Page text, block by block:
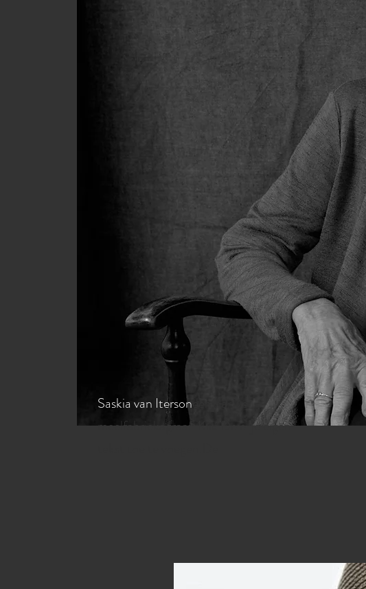
Saskia van Iterson
meelfabriekagraaf. Klik De e je eigen